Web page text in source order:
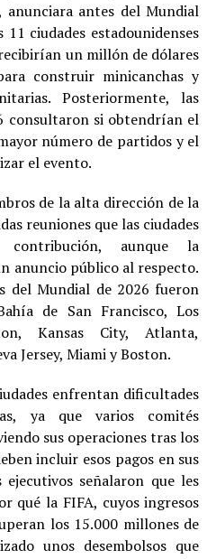
antes del Mundial
ciudades estadounidenses
un millón de dólares
construir minicanchas y
Posteriormente, las
consultaron si obtendrían el
número de partidos y el
el evento.
de la alta dirección de la
reuniones que las ciudades
aunque la
anuncio público al respecto.
del Mundial de 2026 fueron
de San Francisco, Los
Kansas City, Atlanta,
Jersey, Miami y Boston.
enfrentan dificultades
ya que varios comités
sus operaciones tras los
incluir esos pagos en sus
señalaron que les
qué la FIFA, cuyos ingresos
los 15.000 millones de
unos desembolsos que